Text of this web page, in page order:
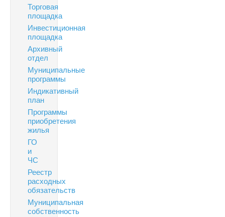
Торговая
площадка
Инвестиционная
площадка
Архивный
отдел
Муниципальные
программы
Индикативный
план
Программы
приобретения
жилья
ГО
и
ЧС
Реестр
расходных
обязательств
Муниципальная
собственность